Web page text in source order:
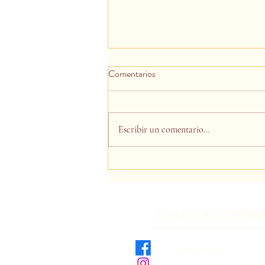
Comparte tus dones
Comentarios
Escribir un comentario...